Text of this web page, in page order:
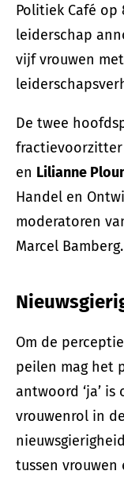
Politiek Café op
leiderschap
vijf vrouwen
De twee
fractievoorzitter
en Lilianne
Handel en
moderatoren
Marcel Bamberg.
Om de
peilen mag het
antwoord ‘ja’
vrouwenrol in
tussen vrouwen